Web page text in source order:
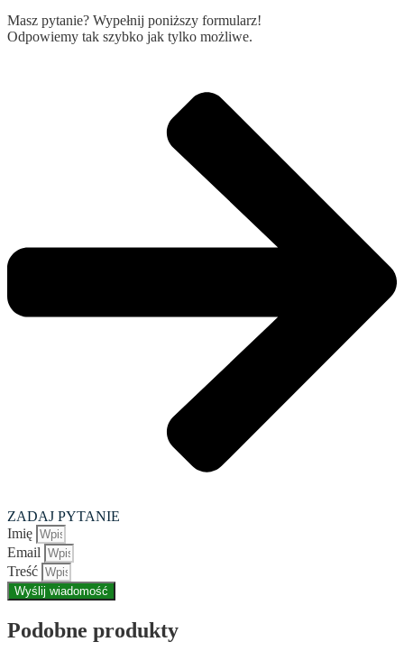
Masz pytanie? Wypełnij poniższy formularz!
Odpowiemy tak szybko jak tylko możliwe.
ZADAJ PYTANIE
Imię
Email
Treść
Wyślij wiadomość
Podobne produkty